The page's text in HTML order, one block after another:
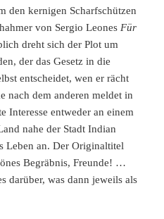
den kernigen Scharfschützen
von Sergio Leones Für
dreht sich der Plot um
der das Gesetz in die
entscheidet, wen er rächt
nach dem anderen meldet in
Interesse entweder an einem
nahe der Stadt Indian
Leben an. Der Originaltitel
Begräbnis, Freunde! …
darüber, was dann jeweils als